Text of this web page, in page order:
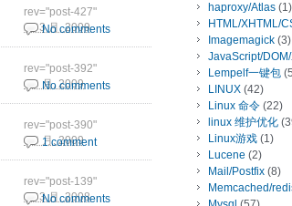
24 3 月, 2009
rev="post-427"
No comments
5 3 月, 2009
rev="post-392"
No comments
5 3 月, 2009
rev="post-390"
1 comment
20 3 月, 2008
rev="post-139"
No comments
haproxy/Atlas (1)
HTML/XHTML/
Imagemagick (3)
JavaScript/
Lempelf一键包
LINUX (42)
Linux 命令 (22)
linux 维护优化
Linux游戏 (1)
Lucene (2)
Mail/Postfix (8)
Memcached/